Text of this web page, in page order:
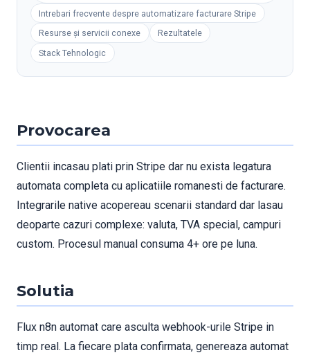
Intrebari frecvente despre automatizare facturare Stripe
Resurse și servicii conexe
Rezultatele
Stack Tehnologic
Provocarea
Clientii incasau plati prin Stripe dar nu exista legatura
automata completa cu aplicatiile romanesti de facturare.
Integrarile native acopereau scenarii standard dar lasau
deoparte cazuri complexe: valuta, TVA special, campuri
custom. Procesul manual consuma 4+ ore pe luna.
Solutia
Flux n8n automat care asculta webhook-urile Stripe in
timp real. La fiecare plata confirmata, genereaza automat